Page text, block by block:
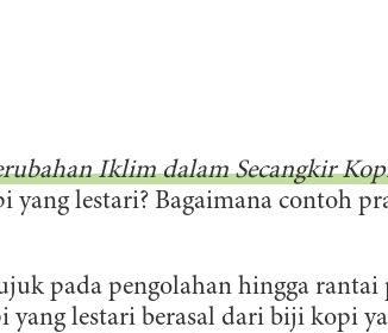
Iklim dalam Secangkir
yang lestari? Bagaimana contoh
pada pengolahan hingga
yang lestari berasal dari biji kopi